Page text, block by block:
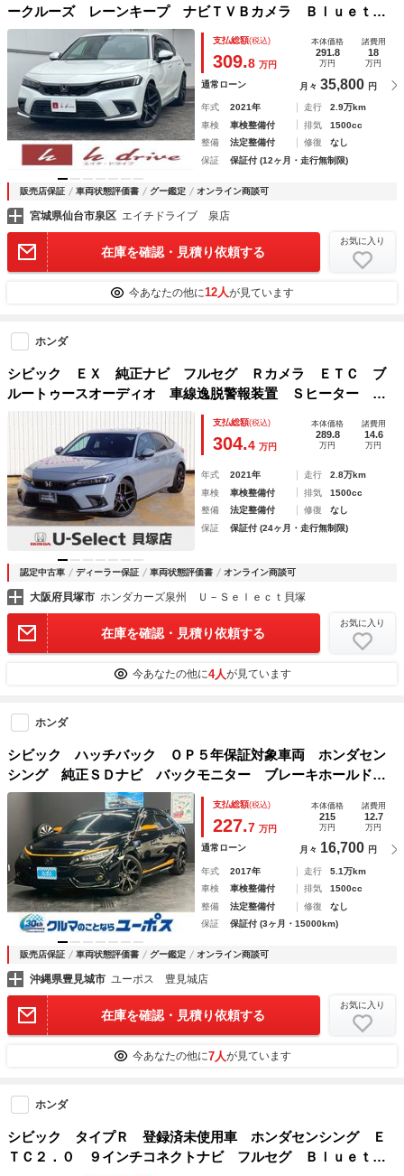
ークルーズ レーンキープ ナビＴＶＢカメラ Ｂｌｕｅｔｏ
ｏｔｈ パワーシート シートヒーター ＬＥＤオートハイビ
ーム クリアランスソナー ＵＳＢ ＥＴＣ２．０
支払総額(税込)
309.8 万円
本体価格
291.8
万円
諸費用
18
万円
通常ローン 月々 35,800 円
年式 2021年 走行
2.9万km
車検
車検整備付 排気
1500cc
整備
法定整備付 修復
なし
保証
保証付 (12ヶ月・走行無制限)
販売店保証 車両状態評価書 グー鑑定 オンライン商談可
宮城県仙台市泉区 エイチドライブ 泉店
在庫を確認・見積り依頼する
お気に入り
今あなたの他に12人が見ています
ホンダ
シビック ＥＸ 純正ナビ フルセグ Ｒカメラ ＥＴＣ ブ
ルートゥースオーディオ 車線逸脱警報装置 Ｓヒーター 電
動格納ミラー セキュリティアラーム ターボエンジン ＵＳ
Ｂポート 前後ソナー Ｄレコ パワーウィンドウ
支払総額(税込)
304.4 万円
本体価格
289.8
万円
諸費用
14.6
万円
年式 2021年 走行
2.8万km
車検
車検整備付 排気
1500cc
整備
法定整備付 修復
なし
保証
保証付 (24ヶ月・走行無制限)
認定中古車 ディーラー保証 車両状態評価書 オンライン商談可
大阪府貝塚市 ホンダカーズ泉州 Ｕ－Ｓｅｌｅｃｔ貝塚
在庫を確認・見積り依頼する
お気に入り
今あなたの他に4人が見ています
ホンダ
シビック ハッチバック ＯＰ５年保証対象車両 ホンダセン
シング 純正ＳＤナビ バックモニター ブレーキホールド
パドルシフト クルーズコントロール ドライブレコーダー
ＥＴＣ アイドリングストップ Ｂｌｕｅｔｏｏｔｈ
支払総額(税込)
227.7 万円
本体価格
215
万円
諸費用
12.7
万円
通常ローン 月々 16,700 円
年式 2017年 走行
5.1万km
車検
車検整備付 排気
1500cc
整備
法定整備付 修復
なし
保証
保証付 (3ヶ月・15000km)
販売店保証 車両状態評価書 グー鑑定 オンライン商談可
沖縄県豊見城市 ユーポス 豊見城店
在庫を確認・見積り依頼する
お気に入り
今あなたの他に7人が見ています
ホンダ
シビック タイプＲ 登録済未使用車 ホンダセンシング Ｅ
ＴＣ２．０ ９インチコネクトナビ フルセグ Ｂｌｕｅｔｏ